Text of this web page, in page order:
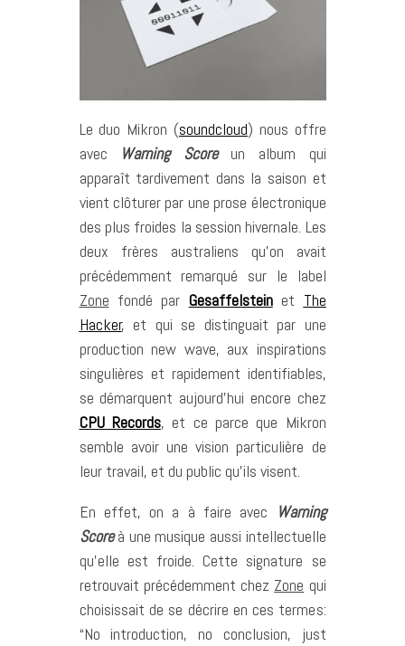
Le duo Mikron (soundcloud) nous offre
avec
Warning Scoreun album qui
apparaît tardivement dans la saison et
vient clôturer par une prose électronique
des plus froides la session hivernale. Les
deux frères australiens qu’on avait
précédemment remarqué sur le label
Zone fondé par Gesaffelsteinet The
Hacker, et qui se distinguait par une
production new wave, aux inspirations
singulières et rapidement identifiables,
se démarquent aujourd’hui encore chez
CPU Records, et ce parce que Mikron
semble avoir une vision particulière de
leur travail, et du public qu’ils visent.
En effet, on a à faire avec
Warning
Scoreà une musique aussi intellectuelle
qu’elle est froide. Cette signature se
retrouvait précédemment chez Zone qui
choisissait de se décrire en ces termes:
“No introduction, no conclusion, just